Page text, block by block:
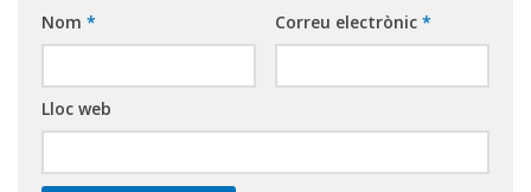
Nom * Correu electrònic *
Lloc web